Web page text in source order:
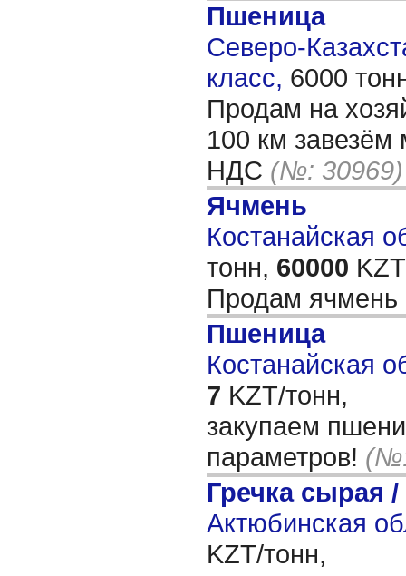
Пшеница
Северо-
класс, 6000
Продам на
100 км завезём
НДС (№: 30969)
Ячмень
Костанайская
тонн, 60000
Продам ячмень
Пшеница
Костанайская
7 KZT/тонн,
закупаем
параметров! (№:
Гречка сырая /
Актюбинская
KZT/тонн,